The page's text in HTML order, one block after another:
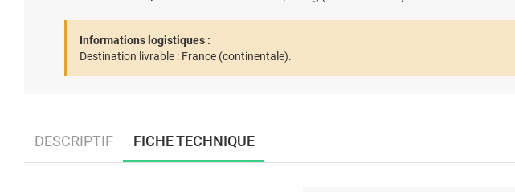
Informations logistiques :
Destination livrable : France (continentale).
DESCRIPTIF FICHE TECHNIQUE